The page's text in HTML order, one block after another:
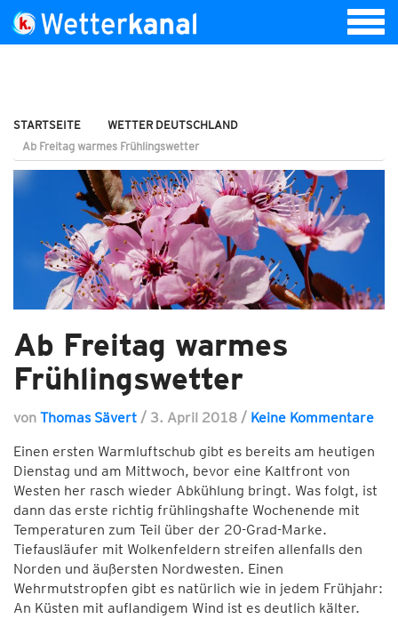
STARTSEITE
WETTER DEUTSCHLAND
Ab Freitag warmes Frühlingswetter
Ab Freitag warmes
Frühlingswetter
von Thomas Sävert / 3. April 2018 / Keine Kommentare
Einen ersten Warmluftschub gibt es bereits am heutigen
Dienstag und am Mittwoch, bevor eine Kaltfront von
Westen her rasch wieder Abkühlung bringt. Was folgt, ist
dann das erste richtig frühlingshafte Wochenende mit
Temperaturen zum Teil über der 20-Grad-Marke.
Tiefausläufer mit Wolkenfeldern streifen allenfalls den
Norden und äußersten Nordwesten. Einen
Wehrmutstropfen gibt es natürlich wie in jedem Frühjahr:
An Küsten mit auflandigem Wind ist es deutlich kälter.